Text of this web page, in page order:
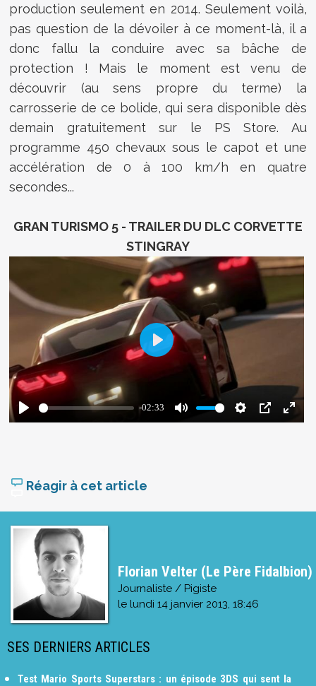
production seulement en 2014. Seulement voilà,
pas question de la dévoiler à ce moment-là, il a
donc fallu la conduire avec sa bâche de
protection ! Mais le moment est venu de
découvrir (au sens propre du terme) la
carrosserie de ce bolide, qui sera disponible dès
demain gratuitement sur le PS Store. Au
programme 450 chevaux sous le capot et une
accélération de 0 à 100 km/h en quatre
secondes...
GRAN TURISMO 5 - TRAILER DU DLC CORVETTE
STINGRAY
Réagir à cet article
Florian Velter (Le Père Fidalbion)
Journaliste / Pigiste
le lundi 14 janvier 2013, 18:46
SES DERNIERS ARTICLES
Test Mario Sports Superstars : un épisode 3DS qui sent la